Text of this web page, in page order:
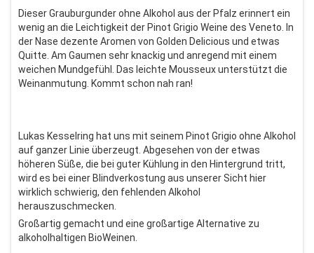
Dieser Grauburgunder ohne Alkohol aus der Pfalz erinnert ein
wenig an die Leichtigkeit der Pinot Grigio Weine des Veneto. In
der Nase dezente Aromen von Golden Delicious und etwas
Quitte. Am Gaumen sehr knackig und anregend mit einem
weichen Mundgefühl. Das leichte Mousseux unterstützt die
Weinanmutung. Kommt schon nah ran!
Lukas Kesselring hat uns mit seinem Pinot Grigio ohne Alkohol
auf ganzer Linie überzeugt. Abgesehen von der etwas
höheren Süße, die bei guter Kühlung in den Hintergrund tritt,
wird es bei einer Blindverkostung aus unserer Sicht hier
wirklich schwierig, den fehlenden Alkohol
herauszuschmecken.
Großartig gemacht und eine großartige Alternative zu
alkoholhaltigen BioWeinen.